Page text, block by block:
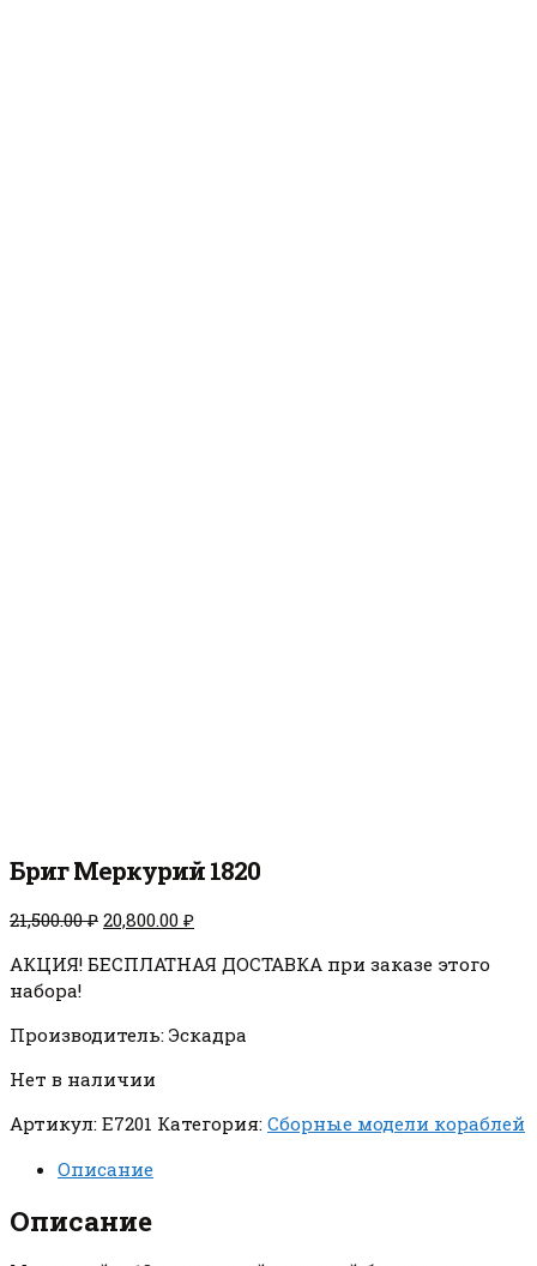
Бриг Меркурий 1820
21,500.00₽ Первоначальная
составляла
20,800.00 ₽Текущая
20,800.00 ₽.
АКЦИЯ! БЕСПЛАТНАЯ ДОСТАВКА при заказе этого
набора!
Производитель: Эскадра
Нет в наличии
Артикул: E7201 Категория: Сборные модели кораблей
Описание
Описание